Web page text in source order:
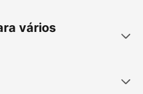
vários